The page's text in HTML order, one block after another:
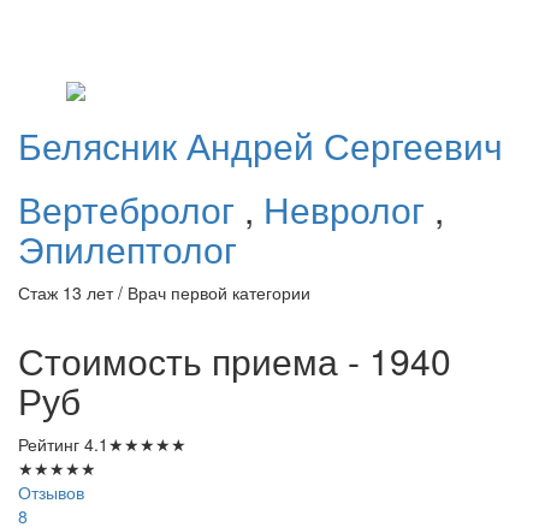
БелясникАндрей Сергеевич
Вертебролог , Невролог ,
Эпилептолог
Стаж 13 лет / Врач первой категории
Стоимость приема - 1940
Руб
Рейтинг 4.1 ★★★★★
★★★★★
Отзывов
8